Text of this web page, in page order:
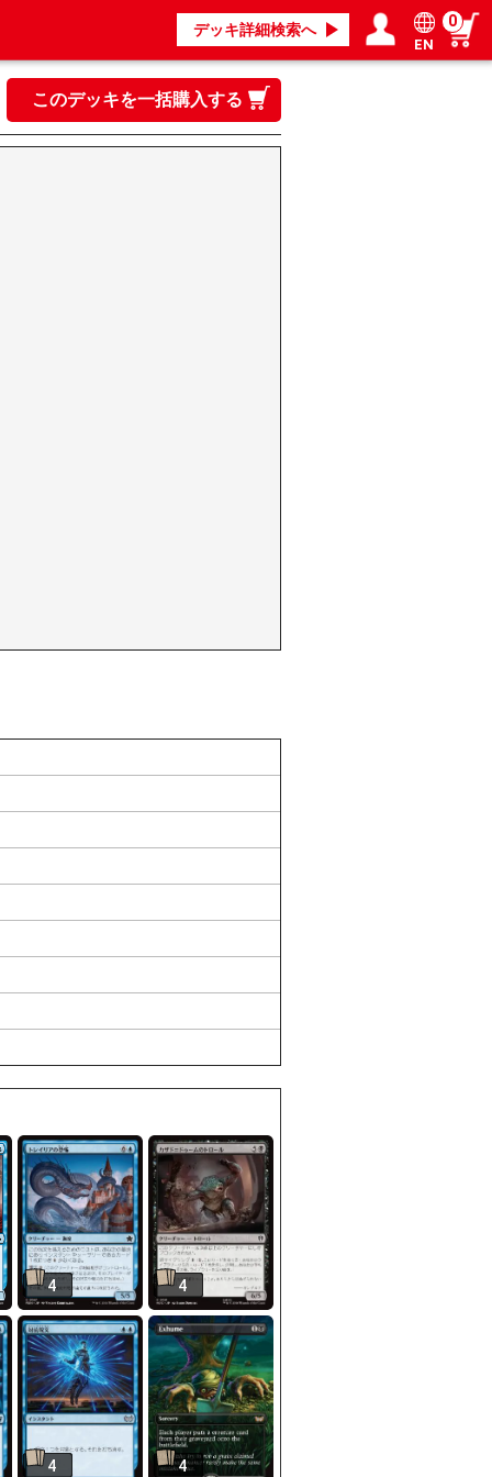
デッキ詳細検索へ
ログイン／会員登録
マイページ
EN
0
このデッキを一括購入する
4 4
4 4